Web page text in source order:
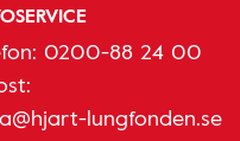
0200-88 24 00
lungfonden.se